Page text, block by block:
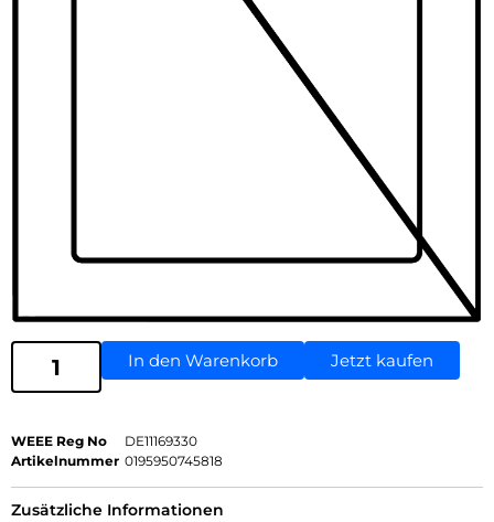
In den Warenkorb Jetzt kaufen
WEEE Reg No
DE11169330
Artikelnummer 0195950745818
Zusätzliche Informationen